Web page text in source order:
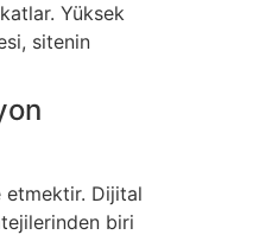
Yüksek
sitenin
etmektir. Dijital
biri